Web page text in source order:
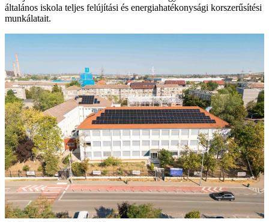
általános iskola teljes felújítási és energiahatékonysági korszerűsítési
munkálatait.